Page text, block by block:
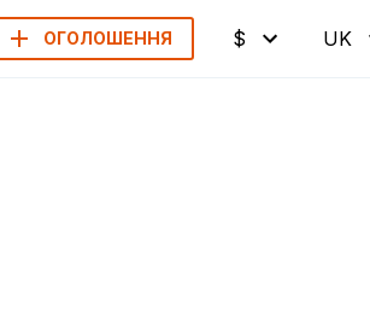
ОГОЛОШЕННЯ $ UK